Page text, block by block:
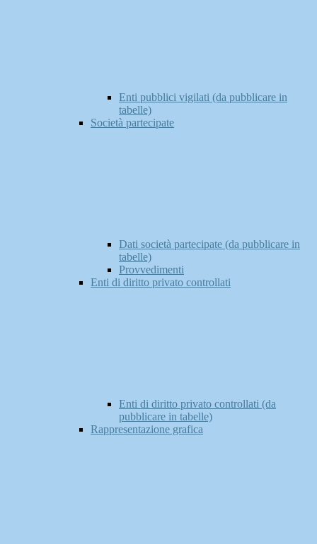
Enti pubblici vigilati (da pubblicare in
tabelle)
Società partecipate
Dati società partecipate (da pubblicare in
tabelle)
Provvedimenti
Enti di diritto privato controllati
Enti di diritto privato controllati (da
pubblicare in tabelle)
Rappresentazione grafica